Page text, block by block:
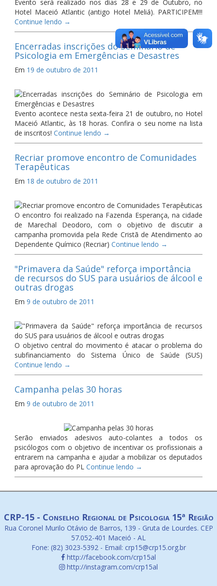
Evento será realizado nos dias 28 e 29 de Outubro, no
Hotel Maceió Atlantic (antigo Hotel Meliá). PARTICIPEM!!!
Continue lendo →
Encerradas inscrições do Seminário de
Psicologia em Emergências e Desastres
Em 19 de outubro de 2011
Evento acontece nesta sexta-feira 21 de outubro, no Hotel
Maceió Atlantic, às 18 horas. Confira o seu nome na lista
de inscritos! Continue lendo →
Recriar promove encontro de Comunidades
Terapêuticas
Em 18 de outubro de 2011
O encontro foi realizado na Fazenda Esperança, na cidade
de Marechal Deodoro, com o objetivo de discutir a
campanha promovida pela Rede Cristã de Atendimento ao
Dependente Químico (Recriar) Continue lendo →
"Primavera da Saúde" reforça importância
de recursos do SUS para usuários de álcool e
outras drogas
Em 9 de outubro de 2011
O objetivo central do movimento é atacar o problema do
subfinanciamento do Sistema Único de Saúde (SUS)
Continue lendo →
Campanha pelas 30 horas
Em 9 de outubro de 2011
Serão enviados adesivos auto-colantes a todos os
psicólogos com o objetivo de incentivar os profissionais a
entrarem na campanha e ajudar a mobilizar os deputados
para aprovação do PL Continue lendo →
CRP-15 - Conselho Regional de Psicologia 15ª Região
Rua Coronel Murilo Otávio de Barros, 139 - Gruta de Lourdes. CEP
57.052-401 Maceió - AL
Fone: (82) 3023-5392 - Email: crp15@crp15.org.br
http://facebook.com/crp15al
http://instagram.com/crp15al